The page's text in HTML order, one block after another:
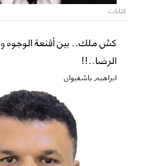
كتابات
كش ملك.. بين أقنعة الوجوه
الرضا..!!
ابراهيم باشغيوان